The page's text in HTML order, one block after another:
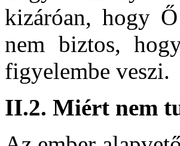
kizáróan, hogy
nem biztos,
figyelembe veszi.
II.2. Miért nem